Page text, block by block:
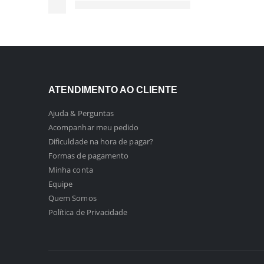
ATENDIMENTO AO CLIENTE
Ajuda & Perguntas
Acompanhar meu pedido
Dificuldade na hora de pagar?
Formas de pagamento
Minha conta
Equipe
Quem Somos
Política de Privacidade